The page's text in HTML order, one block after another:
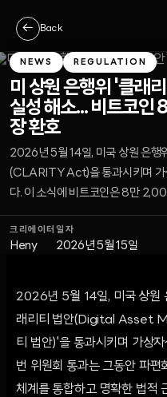
← Back
NEWS REGULATION
미 상원 은행위 '클래
실성 해소... 비트코인
장 환호
2026년 5월 14일, 미국 상원 은행
(CLARITY Act)을 통과시키며 가
다. 이 소식에 비트코인은 8만
크리에이터
Heny
일자
2026년 5월 15일
2026년 5월 14일, 미국 상원
래리티 법안(Digital Asset
티 법안)'을 통과시키며 가상
번 위원회 통과는 그동안 파편
체계를 통합하고 명확한 법적